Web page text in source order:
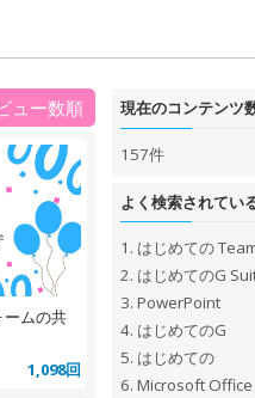
ュー数順
ームの共
1,098回
現在のコンテンツ
157件
よく検索されてい
1. はじめての
2. はじめてのG
3.PowerPoint
4. はじめてのG
5. はじめての
6.Microsoft Office